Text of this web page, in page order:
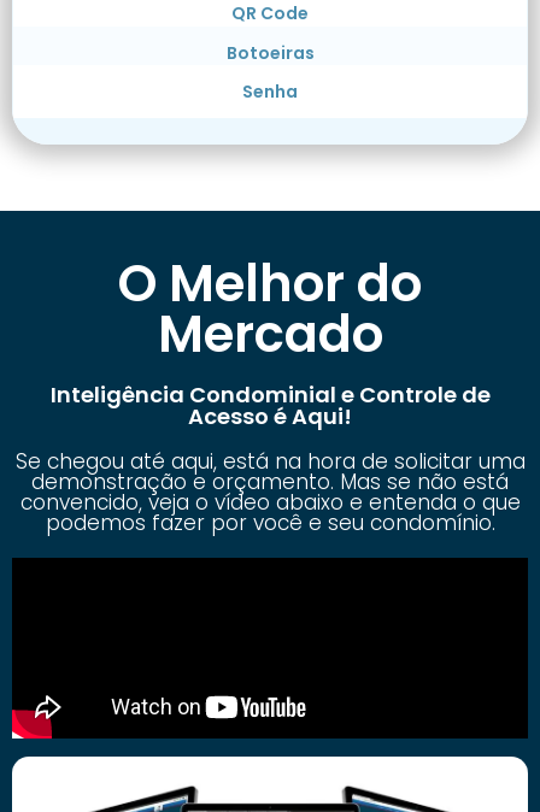
QR Code
Botoeiras
Senha
O Melhor do
Mercado
Inteligência Condominial e Controle de
Acesso é Aqui!
Se chegou até aqui, está na hora de solicitar uma
demonstração e orçamento. Mas se não está
convencido, veja o vídeo abaixo e entenda o que
podemos fazer por você e seu condomínio.